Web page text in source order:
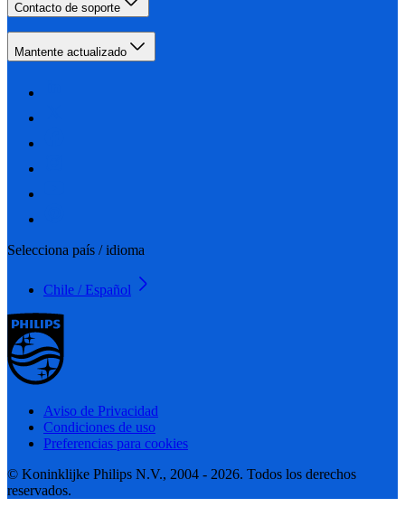
Contacto de soporte
Mantente actualizado
Selecciona país / idioma
Chile / Español
Aviso de Privacidad
Condiciones de uso
Preferencias para cookies
© Koninklijke Philips N.V., 2004 - 2026. Todos los derechos
reservados.